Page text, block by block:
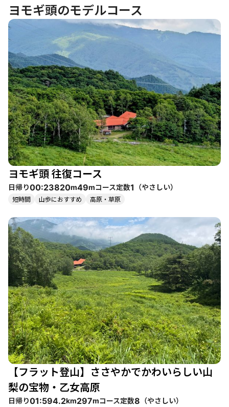
ヨモギ頭のモデルコース
ヨモギ頭 往復コース
日帰り00:23820m49mコース定数1 （やさしい）
短時間 山歩におすすめ 高原・草原
【フラット登山】ささやかでかわいらしい山
梨の宝物・乙女高原
日帰り01:594.2km297mコース定数8 （やさしい）